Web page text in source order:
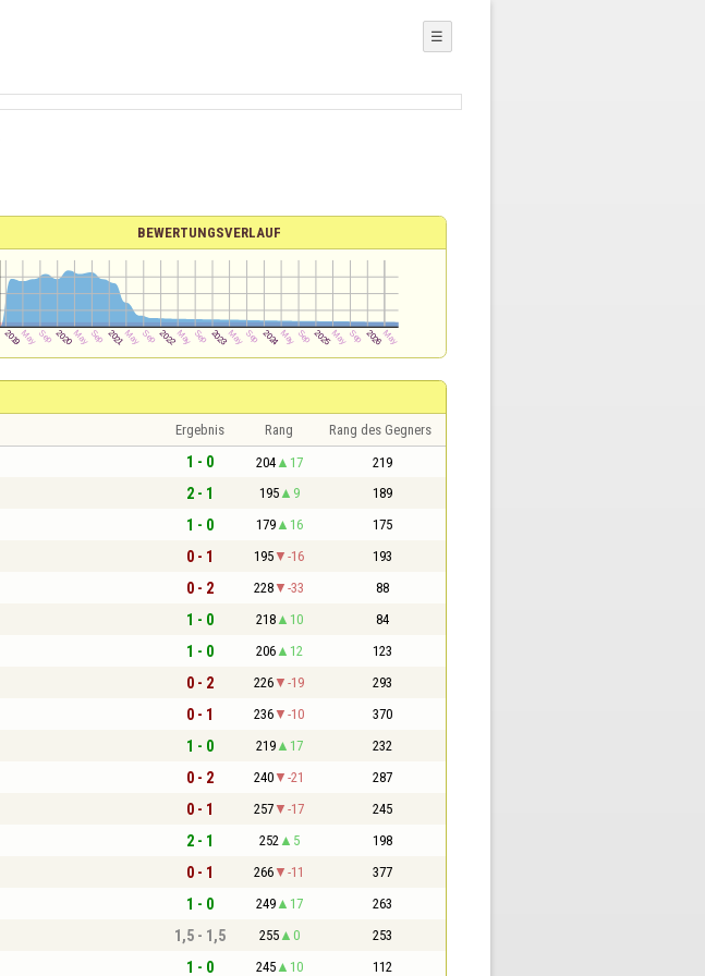
☰
BEWERTUNGSVERLAUF
Ergebnis Rang Rang des Gegners
1 - 0 204 17 219
2 - 1 195 9 189
1 - 0 179 16 175
0 - 1 195 -16 193
0 - 2 228 -33 88
1 - 0 218 10 84
1 - 0 206 12 123
0 - 2 226 -19 293
0 - 1 236 -10 370
1 - 0 219 17 232
0 - 2 240 -21 287
0 - 1 257 -17 245
2 - 1 252 5 198
0 - 1 266 -11 377
1 - 0 249 17 263
1,5 - 1,5 255 0 253
1 - 0 245 10 112